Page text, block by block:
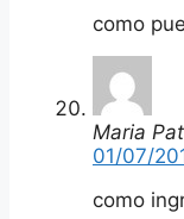
como
Maria
01/07/
como